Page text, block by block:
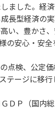
ました。経
型経済の実
い、豊かさ
の安心・安
点検、公定
テージに移
ＤＰ（国内